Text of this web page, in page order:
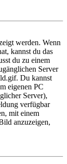
werden. Wenn
kannst du das
du zu einem
Server
Du kannst
eigenen PC
Server),
verfügbar
mit einem
anzuzeigen,